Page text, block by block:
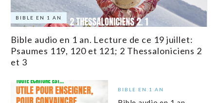
BIBLE EN 1 AN
Bible audio en 1 an. Lecture de ce 19 juillet:
Psaumes 119, 120 et 121; 2 Thessaloniciens 2
et 3
BIBLE EN 1 AN